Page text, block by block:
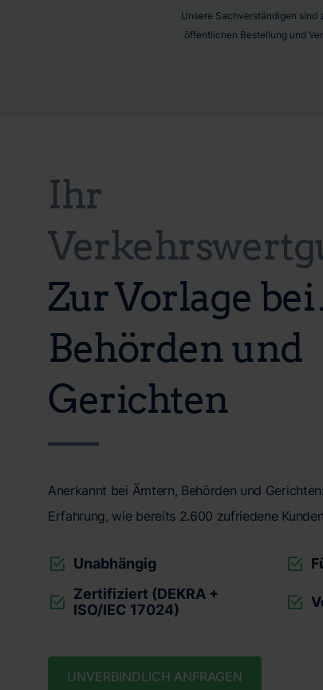
Unsere Sachverständigen
öffentlichen Bestellung und
Ihr
Zur Vorlage
Behörden und
Gerichten
Anerkannt bei Ämtern, Behörden und
Erfahrung, wie bereits 2.600 zufriedene
Unabhängig
Zertifiziert (DEKRA +
ISO/IEC 17024)
UNVERBINDLICH ANFRAGEN